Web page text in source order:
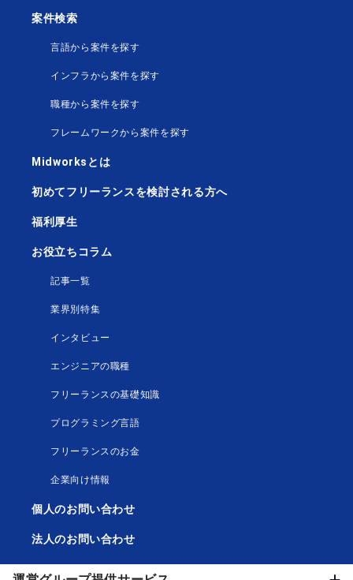
案件検索
言語から案件を探す
インフラから案件を探す
職種から案件を探す
フレームワークから案件を探す
Midworksとは
初めてフリーランスを検討される方へ
福利厚生
お役立ちコラム
記事一覧
業界別特集
インタビュー
エンジニアの職種
フリーランスの基礎知識
プログラミング言語
フリーランスのお金
企業向け情報
個人のお問い合わせ
法人のお問い合わせ